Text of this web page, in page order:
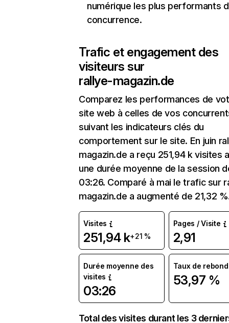
numérique les plus performants
concurrence.
Trafic et engagement des
visiteurs sur
rallye-magazin.de
Comparez les performances de
site web à celles de vos
suivant les indicateurs clés du
comportement sur le site. En juin
magazin.de a reçu 251,94 k visites
une durée moyenne de la session
03:26. Comparé à mai le trafic sur
magazin.de a augmenté de 21,32
Visites
251,94 k+21 %
Pages / Visite
2,91
Durée moyenne des
visites
03:26
Taux de rebond
53,97 %
Total des visites durant les 3